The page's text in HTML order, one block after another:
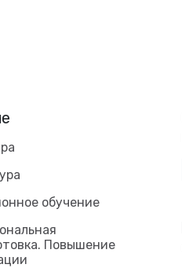
обучение
Повышение